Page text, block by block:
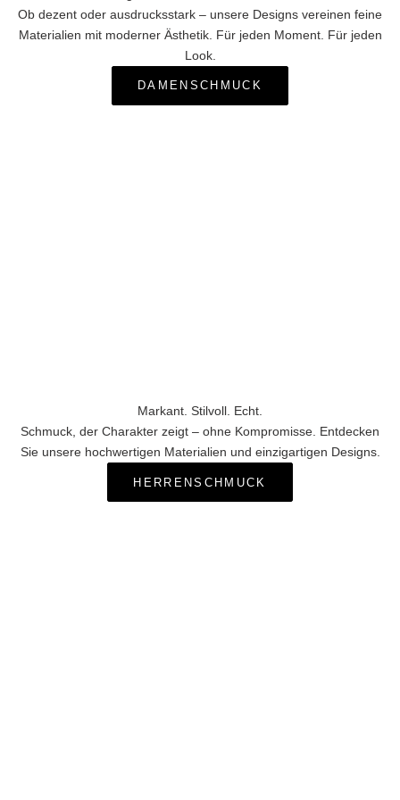
Ob dezent oder ausdrucksstark – unsere Designs vereinen feine
Materialien mit moderner Ästhetik. Für jeden Moment. Für jeden
Look.
DAMENSCHMUCK
Markant. Stilvoll. Echt.
Schmuck, der Charakter zeigt – ohne Kompromisse. Entdecken
Sie unsere hochwertigen Materialien und einzigartigen Designs.
HERRENSCHMUCK